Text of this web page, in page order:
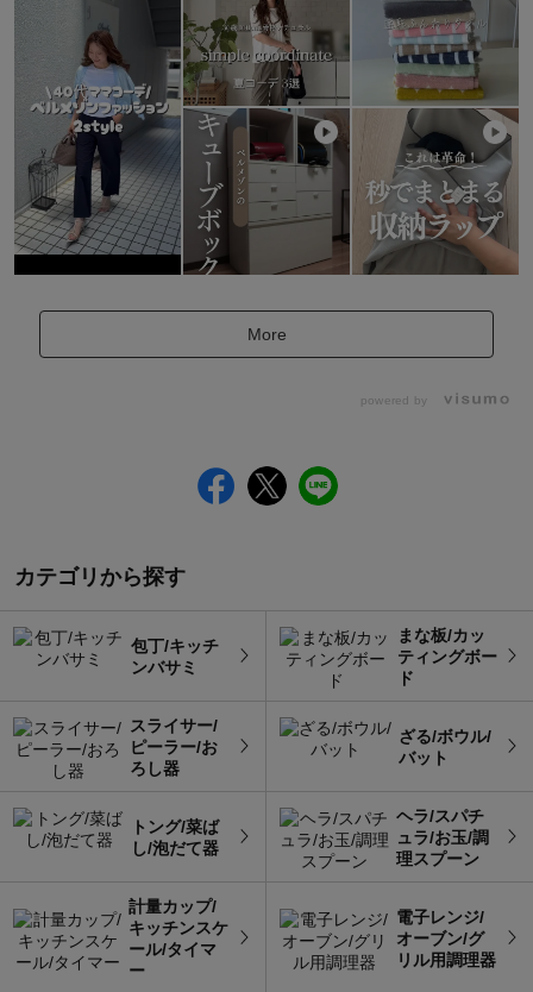
More
powered by
カテゴリから探す
包丁/キッチ
ンバサミ
まな板/カッ
ティングボー
ド
スライサー/
ピーラー/お
ろし器
ざる/ボウル/
バット
トング/菜ば
し/泡だて器
ヘラ/スパチ
ュラ/お玉/調
理スプーン
計量カップ/
キッチンスケ
ール/タイマ
ー
電子レンジ/
オーブン/グ
リル用調理器